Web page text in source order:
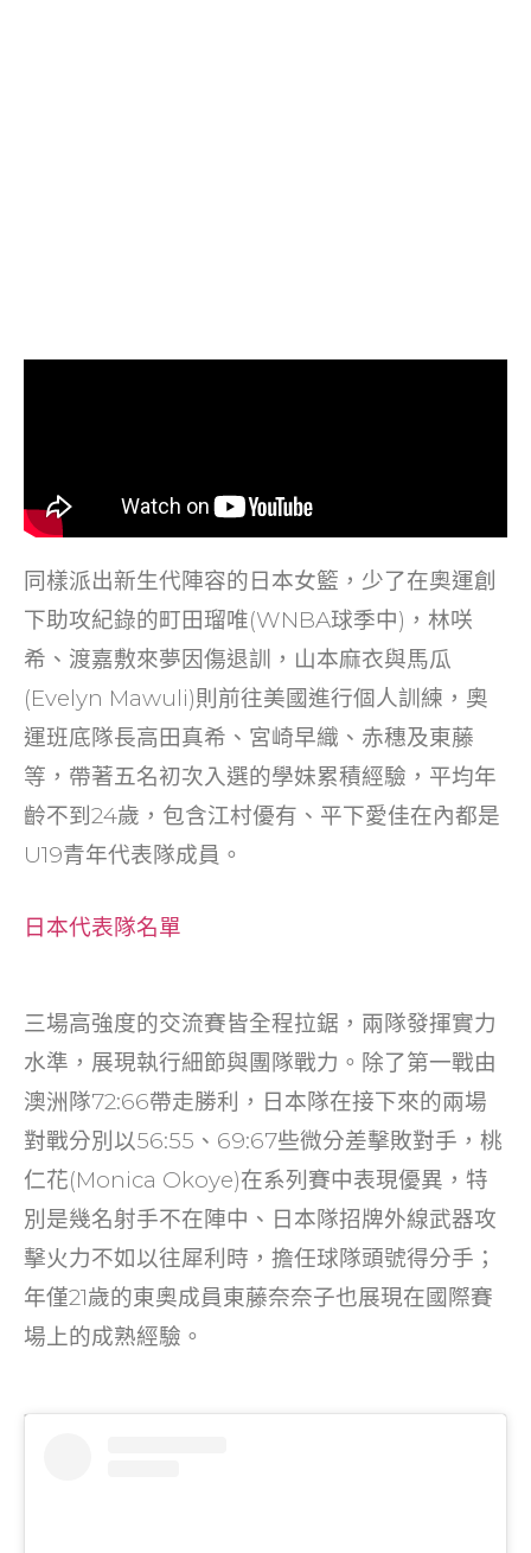
同樣派出新生代陣容的日本女籃，少了在奧運創
下助攻紀錄的町田瑠唯(WNBA球季中)，林咲
希、渡嘉敷來夢因傷退訓，山本麻衣與馬瓜
(Evelyn Mawuli)則前往美國進行個人訓練，奧
運班底隊長高田真希、宮崎早織、赤穗及東藤
等，帶著五名初次入選的學妹累積經驗，平均年
齡不到24歲，包含江村優有、平下愛佳在內都是
U19青年代表隊成員。
日本代表隊名單
三場高強度的交流賽皆全程拉鋸，兩隊發揮實力
水準，展現執行細節與團隊戰力。除了第一戰由
澳洲隊72:66帶走勝利，日本隊在接下來的兩場
對戰分別以56:55、69:67些微分差擊敗對手，桃
仁花(Monica Okoye)在系列賽中表現優異，特
別是幾名射手不在陣中、日本隊招牌外線武器攻
擊火力不如以往犀利時，擔任球隊頭號得分手；
年僅21歲的東奧成員東藤奈奈子也展現在國際賽
場上的成熟經驗。